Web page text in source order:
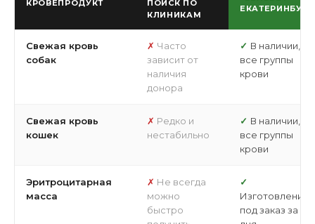
КРОВЕПРОДУКТ
ПОИСК ПО
КЛИНИКАМ
ЕКАТЕРИНБУРГ
Свежая кровь
собак
Часто
зависит от
наличия
донора
В наличии,
все группы
крови
Свежая кровь
кошек
Редко и
нестабильно
В наличии,
все группы
крови
Эритроцитарная
масса
Не всегда
можно
быстро
Изготовление
под заказ за 3